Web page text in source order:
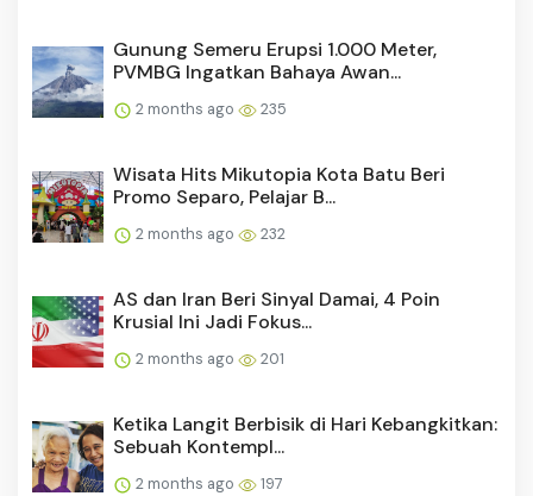
Gunung Semeru Erupsi 1.000 Meter,
PVMBG Ingatkan Bahaya Awan...
2 months ago 235
Wisata Hits Mikutopia Kota Batu Beri
Promo Separo, Pelajar B...
2 months ago 232
AS dan Iran Beri Sinyal Damai, 4 Poin
Krusial Ini Jadi Fokus...
2 months ago 201
Ketika Langit Berbisik di Hari Kebangkitkan:
Sebuah Kontempl...
2 months ago 197